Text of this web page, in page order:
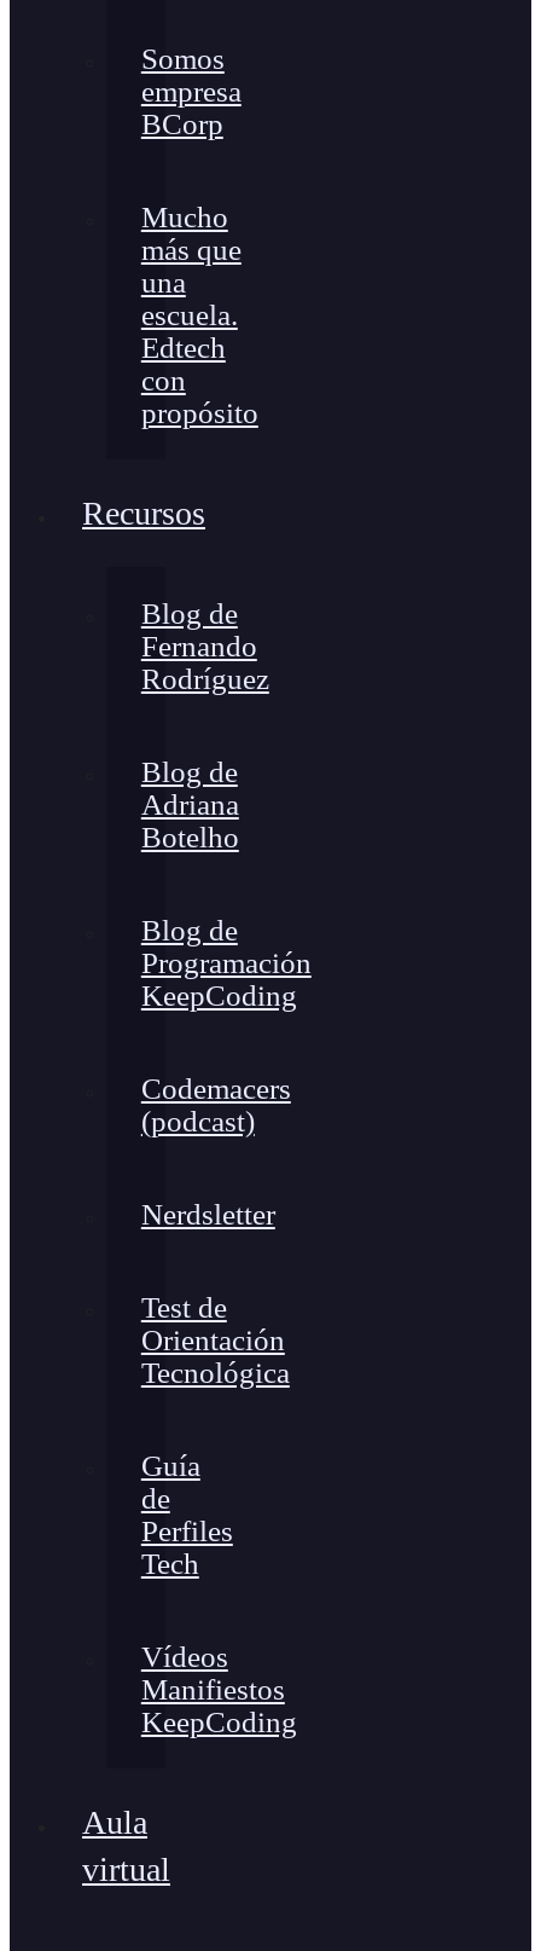
Somos
empresa
BCorp
Mucho
más que
una
escuela.
Edtech
con
propósito
Recursos
Blog de
Fernando
Rodríguez
Blog de
Adriana
Botelho
Blog de
Programación
KeepCoding
Codemacers
(podcast)
Nerdsletter
Test de
Orientación
Tecnológica
Guía
de
Perfiles
Tech
Vídeos
Manifiestos
KeepCoding
Aula
virtual